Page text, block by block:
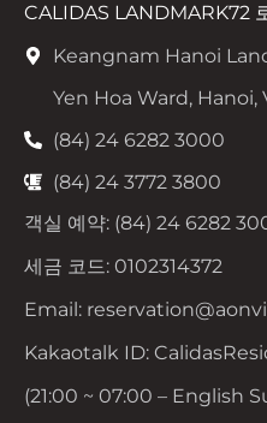
CALIDAS LANDMARK72
Keangnam Hanoi
Yen Hoa Ward,
(84) 24 6282 3000
(84) 24 3772 3800
객실 예약: (84) 24 6282
세금 코드: 0102314372
Email:
Kakaotalk ID:
(21:00 ~ 07:00 – English